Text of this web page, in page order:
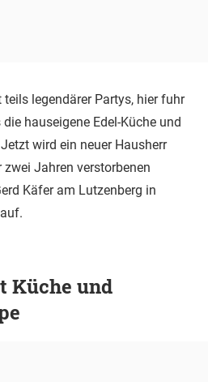
teils legendärer Partys, hier fuhr
hauseigene Edel-Küche und
wird ein neuer Hausherr
Jahren verstorbenen
Käfer am Lutzenberg in
Küche und